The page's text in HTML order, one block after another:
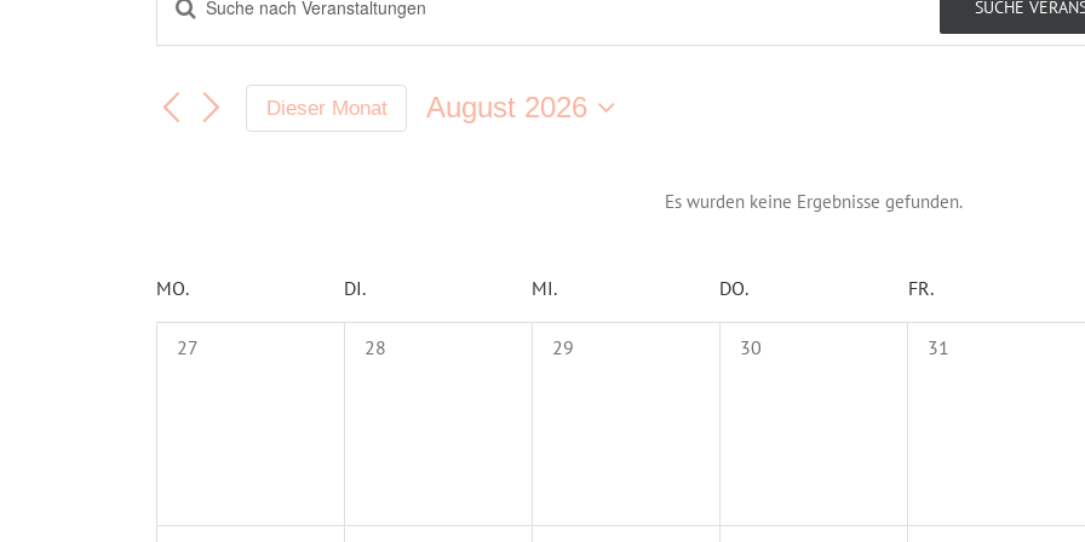
Es wurden keine Ergebnisse gefunden.
Veranstaltungen
Suche
und
Ansichten,
Schlüsselwort
eingeben.
nach
Veranstaltungen
SUCHE
Dieser Monat
August 2026
Kalender
von
Veranstaltungen
MO. DI. MI. DO. FR.
0
27
0
28
0
29
0
30
0
31